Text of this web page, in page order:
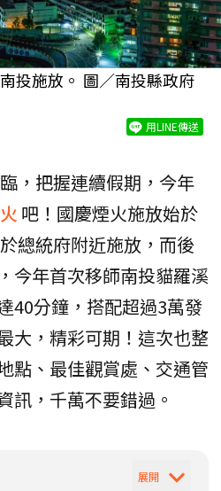
投施放。 圖／南投縣政府
用LINE傳送
，把握連續假期，今年
吧！國慶煙火施放始於
總統府附近施放，而後
今年首次移師南投貓羅溪
40分鐘，搭配超過3萬發
大，精彩可期！這次也整
點、最佳觀賞處、交通管
訊，千萬不要錯過。